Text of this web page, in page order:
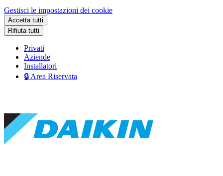
Gestisci le impostazioni dei cookie
Accetta tutti
Rifiuta tutti
Privati
Aziende
Installatori
🔒 Area Riservata